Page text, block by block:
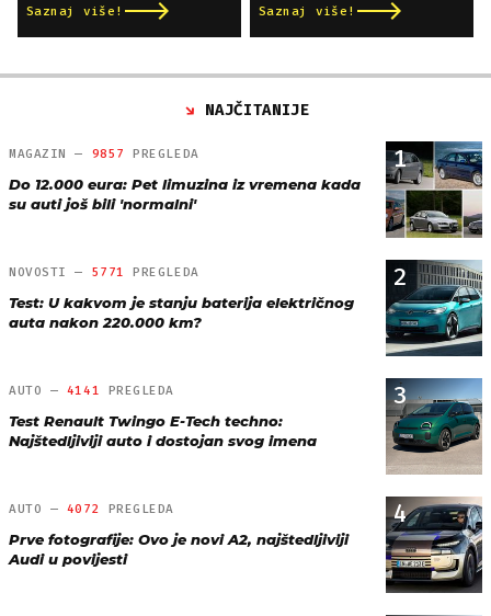
Saznaj više! Saznaj više!
NAJČITANIJE
1
MAGAZIN — 9857 PREGLEDA
Do 12.000 eura: Pet limuzina iz vremena kada
su auti još bili 'normalni'
2
NOVOSTI — 5771 PREGLEDA
Test: U kakvom je stanju baterija električnog
auta nakon 220.000 km?
3
AUTO — 4141 PREGLEDA
Test Renault Twingo E-Tech techno:
Najštedljiviji auto i dostojan svog imena
4
AUTO — 4072 PREGLEDA
Prve fotografije: Ovo je novi A2, najštedljiviji
Audi u povijesti